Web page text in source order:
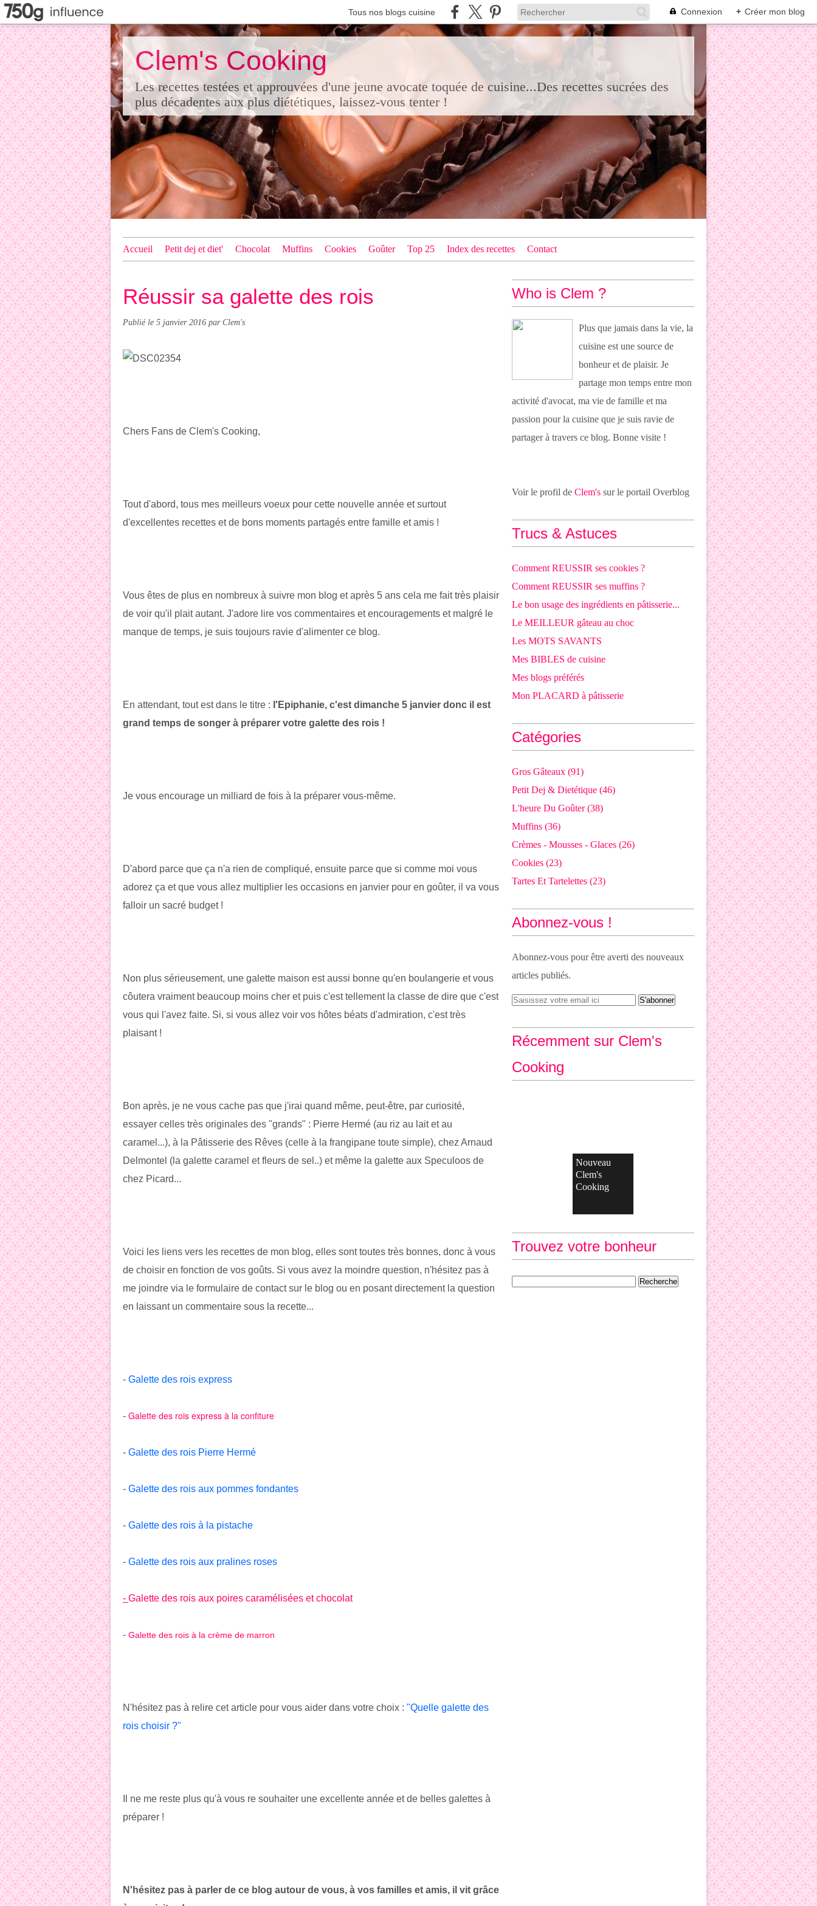
Tous nos blogs cuisine Connexion + Créer mon blog
Clem's Cooking
Les recettes testées et approuvées d'une jeune avocate toquée de cuisine...Des recettes sucrées des
plus décadentes aux plus diététiques, laissez-vous tenter !
Accueil Petit dej et diet' Chocolat Muffins Cookies Goûter Top 25 Index des recettes Contact
Réussir sa galette des rois
Publié le 5 janvier 2016 par Clem's
Chers Fans de Clem's Cooking,
Tout d'abord, tous mes meilleurs voeux pour cette nouvelle année et surtout
d'excellentes recettes et de bons moments partagés entre famille et amis !
Vous êtes de plus en nombreux à suivre mon blog et après 5 ans cela me fait très plaisir
de voir qu'il plait autant. J'adore lire vos commentaires et encouragements et malgré le
manque de temps, je suis toujours ravie d'alimenter ce blog.
En attendant, tout est dans le titre : l'Epiphanie, c'est dimanche 5 janvier donc il est
grand temps de songer à préparer votre galette des rois !
Je vous encourage un milliard de fois à la préparer vous-même.
D'abord parce que ça n'a rien de compliqué, ensuite parce que si comme moi vous
adorez ça et que vous allez multiplier les occasions en janvier pour en goûter, il va vous
falloir un sacré budget !
Non plus sérieusement, une galette maison est aussi bonne qu'en boulangerie et vous
côutera vraiment beaucoup moins cher et puis c'est tellement la classe de dire que c'est
vous qui l'avez faite. Si, si vous allez voir vos hôtes béats d'admiration, c'est très
plaisant !
Bon après, je ne vous cache pas que j'irai quand même, peut-être, par curiosité,
essayer celles très originales des "grands" : Pierre Hermé (au riz au lait et au
caramel...), à la Pâtisserie des Rêves (celle à la frangipane toute simple), chez Arnaud
Delmontel (la galette caramel et fleurs de sel..) et même la galette aux Speculoos de
chez Picard...
Voici les liens vers les recettes de mon blog, elles sont toutes très bonnes, donc à vous
de choisir en fonction de vos goûts. Si vous avez la moindre question, n'hésitez pas à
me joindre via le formulaire de contact sur le blog ou en posant directement la question
en laissant un commentaire sous la recette...
- Galette des rois express
- Galette des rois express à la confiture
- Galette des rois Pierre Hermé
- Galette des rois aux pommes fondantes
- Galette des rois à la pistache
- Galette des rois aux pralines roses
- Galette des rois aux poires caramélisées et chocolat
- Galette des rois à la crème de marron
N'hésitez pas à relire cet article pour vous aider dans votre choix : "Quelle galette des
rois choisir ?"
Il ne me reste plus qu'à vous re souhaiter une excellente année et de belles galettes à
préparer !
N'hésitez pas à parler de ce blog autour de vous, à vos familles et amis, il vit grâce
Who is Clem ?
Plus que jamais dans la vie, la
cuisine est une source de
bonheur et de plaisir. Je
partage mon temps entre mon
activité d'avocat, ma vie de famille et ma
passion pour la cuisine que je suis ravie de
partager à travers ce blog. Bonne visite !
Voir le profil de Clem's sur le portail Overblog
Trucs & Astuces
Comment REUSSIR ses cookies ?
Comment REUSSIR ses muffins ?
Le bon usage des ingrédients en pâtisserie...
Le MEILLEUR gâteau au choc
Les MOTS SAVANTS
Mes BIBLES de cuisine
Mes blogs préférés
Mon PLACARD à pâtisserie
Catégories
Gros Gâteaux (91)
Petit Dej & Dietétique (46)
L'heure Du Goûter(38)
Muffins (36)
Crèmes - Mousses - Glaces (26)
Cookies (23)
Tartes Et Tartelettes (23)
Abonnez-vous !
Abonnez-vous pour être averti des nouveaux
articles publiés.
Récemment sur Clem's
Cooking
Nouveau
Clem's
Cooking
Trouvez votre bonheur